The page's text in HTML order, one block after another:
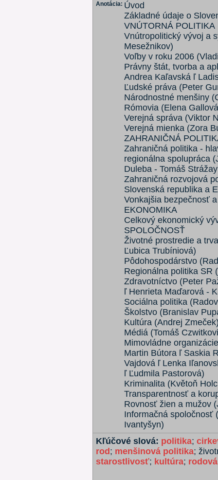
Anotácia: Úvod
Základné údaje o
VNÚTORNÁ POLITIKA
Vnútropolitický vývoj a
Mesežnikov)
Voľby v roku 2006
Právny štát, tvorba a
Andrea Kaľavská ľ
Ľudské práva (Peter
Národnostné menšiny
Rómovia (Elena
Verejná správa (Viktor
Verejná mienka (Zora
ZAHRANIČNÁ
Zahraničná politika -
regionálna spolupráca
Duleba - Tomáš
Zahraničná rozvojová
Slovenská republika a
Vonkajšia bezpečnosť
EKONOMIKA
Celkový ekonomický
SPOLOČNOSŤ
Životné prostredie a
Ľubica Trubíniová)
Pôdohospodárstvo
Regionálna politika SR
Zdravotníctvo (Peter
ľ Henrieta Maďarová -
Sociálna politika
Školstvo (Branislav
Kultúra (Andrej
Médiá (Tomáš
Mimovládne
Martin Bútora ľ Saskia
Vajdová ľ Lenka
ľ Ľudmila Pastorová)
Kriminalita (Květoň
Transparentnosť a
Rovnosť žien a mužov
Informačná spoločnosť
Ivantyšyn)
Kľúčové slová: politika;
rod ; menšinová politika;
starostlivosť; kultúra;